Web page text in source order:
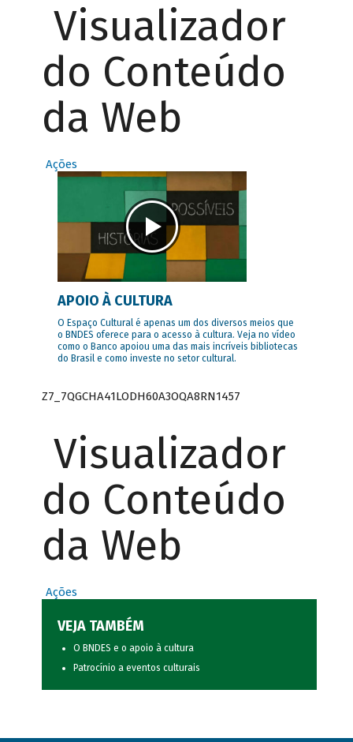
Visualizador
do Conteúdo
da Web
Ações
APOIO À CULTURA
O Espaço Cultural é apenas um dos diversos meios que
o BNDES oferece para o acesso à cultura. Veja no vídeo
como o Banco apoiou uma das mais incríveis bibliotecas
do Brasil e como investe no setor cultural.
Z7_7QGCHA41LODH60A3OQA8RN1457
Visualizador
do Conteúdo
da Web
Ações
VEJA TAMBÉM
O BNDES e o apoio à cultura
Patrocínio a eventos culturais